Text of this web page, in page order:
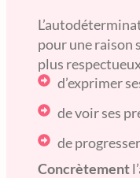
pour une raison
plus
d’exprimer
de voir ses
de
Concrètement